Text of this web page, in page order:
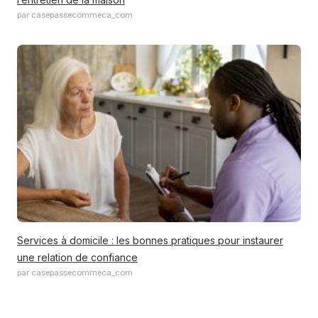
par casepassecommeca_com
Services à domicile : les bonnes pratiques pour instaurer
une relation de confiance
par casepassecommeca_com